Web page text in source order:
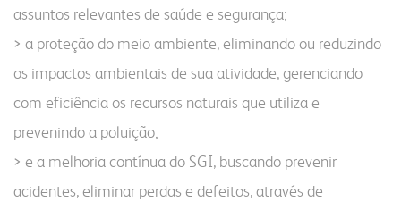
assuntos relevantes de saúde e segurança;
> a proteção do meio ambiente, eliminando ou reduzindo
os impactos ambientais de sua atividade, gerenciando
com eficiência os recursos naturais que utiliza e
prevenindo a poluição;
> e a melhoria contínua do SGI, buscando prevenir
acidentes, eliminar perdas e defeitos, através de